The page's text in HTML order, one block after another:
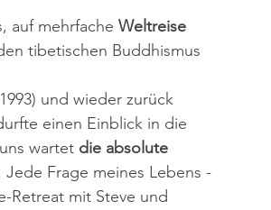
auf mehrfache Weltreise
tibetischen Buddhismus
und wieder zurück
einen Einblick in die
wartet die absolute
Frage meines Lebens -
Retreat mit Steve und